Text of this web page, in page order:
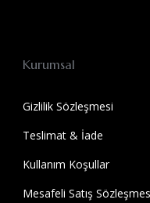
Kurumsal
Gizlilik Sözleşmesi
Teslimat & İade
Kullanım Koşullar
Mesafeli Satış